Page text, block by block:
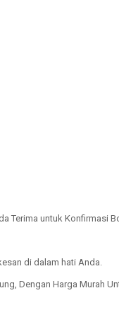
Terima untuk Konfirmasi
di dalam hati Anda.
Dengan Harga Murah